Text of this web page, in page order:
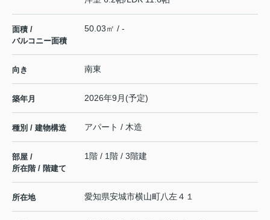
面積 /
バルコニー面積
50.03㎡ / -
向き 南東
築年月 2026年9月(予定)
種別 / 建物構造 アパート / 木造
部屋 /
所在階 / 階建て
1階 / 1階 / 3階建
所在地 愛知県安城市横山町八左４１